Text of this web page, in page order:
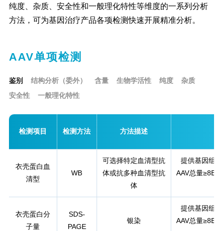
纯度、杂质、安全性和一般理化特性等维度的一系列分析
方法，可为基因治疗产品各项检测快速开展精准分析。
AAV单项检测
鉴别 结构分析（委外） 含量 生物学活性 纯度
杂质
安全性
一般理化特性
检测项目 检测方法 方法描述
衣壳蛋白血
清型
WB
可选择特定血清型抗
体或抗多种血清型抗
体
提供基因组
AAV总量
衣壳蛋白分
子量
SDS-
PAGE
银染
提供基因组
AAV总量